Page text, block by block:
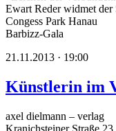
Ewart Reder widmet der
Congess Park Hanau
Barbizz-Gala
21.11.2013 · 19:00
Künstlerin im
axel dielmann – verlag
Kranichsteiner Straße 23